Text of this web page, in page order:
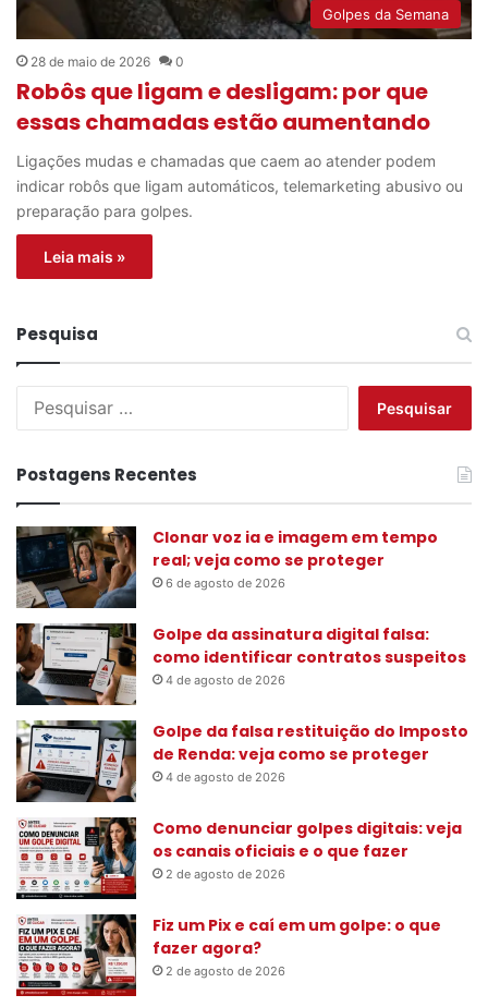
Golpes da Semana
28 de maio de 2026 0
Robôs que ligam e desligam: por que
essas chamadas estão aumentando
Ligações mudas e chamadas que caem ao atender podem
indicar robôs que ligam automáticos, telemarketing abusivo ou
preparação para golpes.
Leia mais »
Pesquisa
s
a
o
r
Postagens Recentes
Clonar voz ia e imagem em tempo
real; veja como se proteger
6 de agosto de 2026
Golpe da assinatura digital falsa:
como identificar contratos suspeitos
4 de agosto de 2026
Golpe da falsa restituição do Imposto
de Renda: veja como se proteger
4 de agosto de 2026
Como denunciar golpes digitais: veja
os canais oficiais e o que fazer
2 de agosto de 2026
Fiz um Pix e caí em um golpe: o que
fazer agora?
2 de agosto de 2026